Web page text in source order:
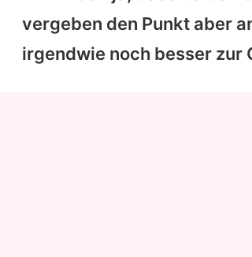
vergeben den Punkt aber
irgendwie noch besser zur